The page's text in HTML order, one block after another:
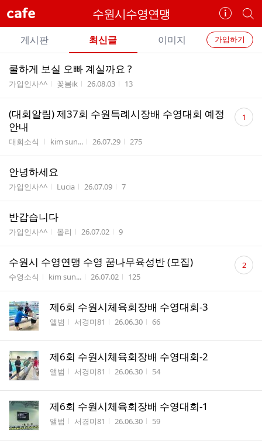
cafe 수원시수영연맹
카
페
정
보
개
별
카
페
카
페
메
뉴
가입하기
게시판 최신글 이미지
전
체
글
리
쿨하게 보실 오빠 계실까요 ?
게시판명
가입인사^^ 작성자
꽃봄ik 작성시간
26.08.03 조회수
13
(대회알림) 제37회 수원특례시장배 수영대회 예정
안내
게시판명
대회소식 작성자
kim sun... 작성시간
26.07.29 조회수
275
댓
글 1
안녕하세요
게시판명
가입인사^^ 작성자
Lucia 작성시간
26.07.09 조회수
7
반갑습니다
게시판명
가입인사^^ 작성자
몰리 작성시간
26.07.02 조회수
9
수원시 수영연맹 수영 꿈나무육성반 (모집)
게시판명
수영소식 작성자
kim sun... 작성시간
26.07.02 조회수
125
댓
글 2
제6회 수원시체육회장배 수영대회-3
게시판명
앨범 작성자
서경미81 작성시간
26.06.30 조회수
66
제6회 수원시체육회장배 수영대회-2
게시판명
앨범 작성자
서경미81 작성시간
26.06.30 조회수
54
제6회 수원시체육회장배 수영대회-1
게시판명
앨범 작성자
서경미81 작성시간
26.06.30 조회수
59